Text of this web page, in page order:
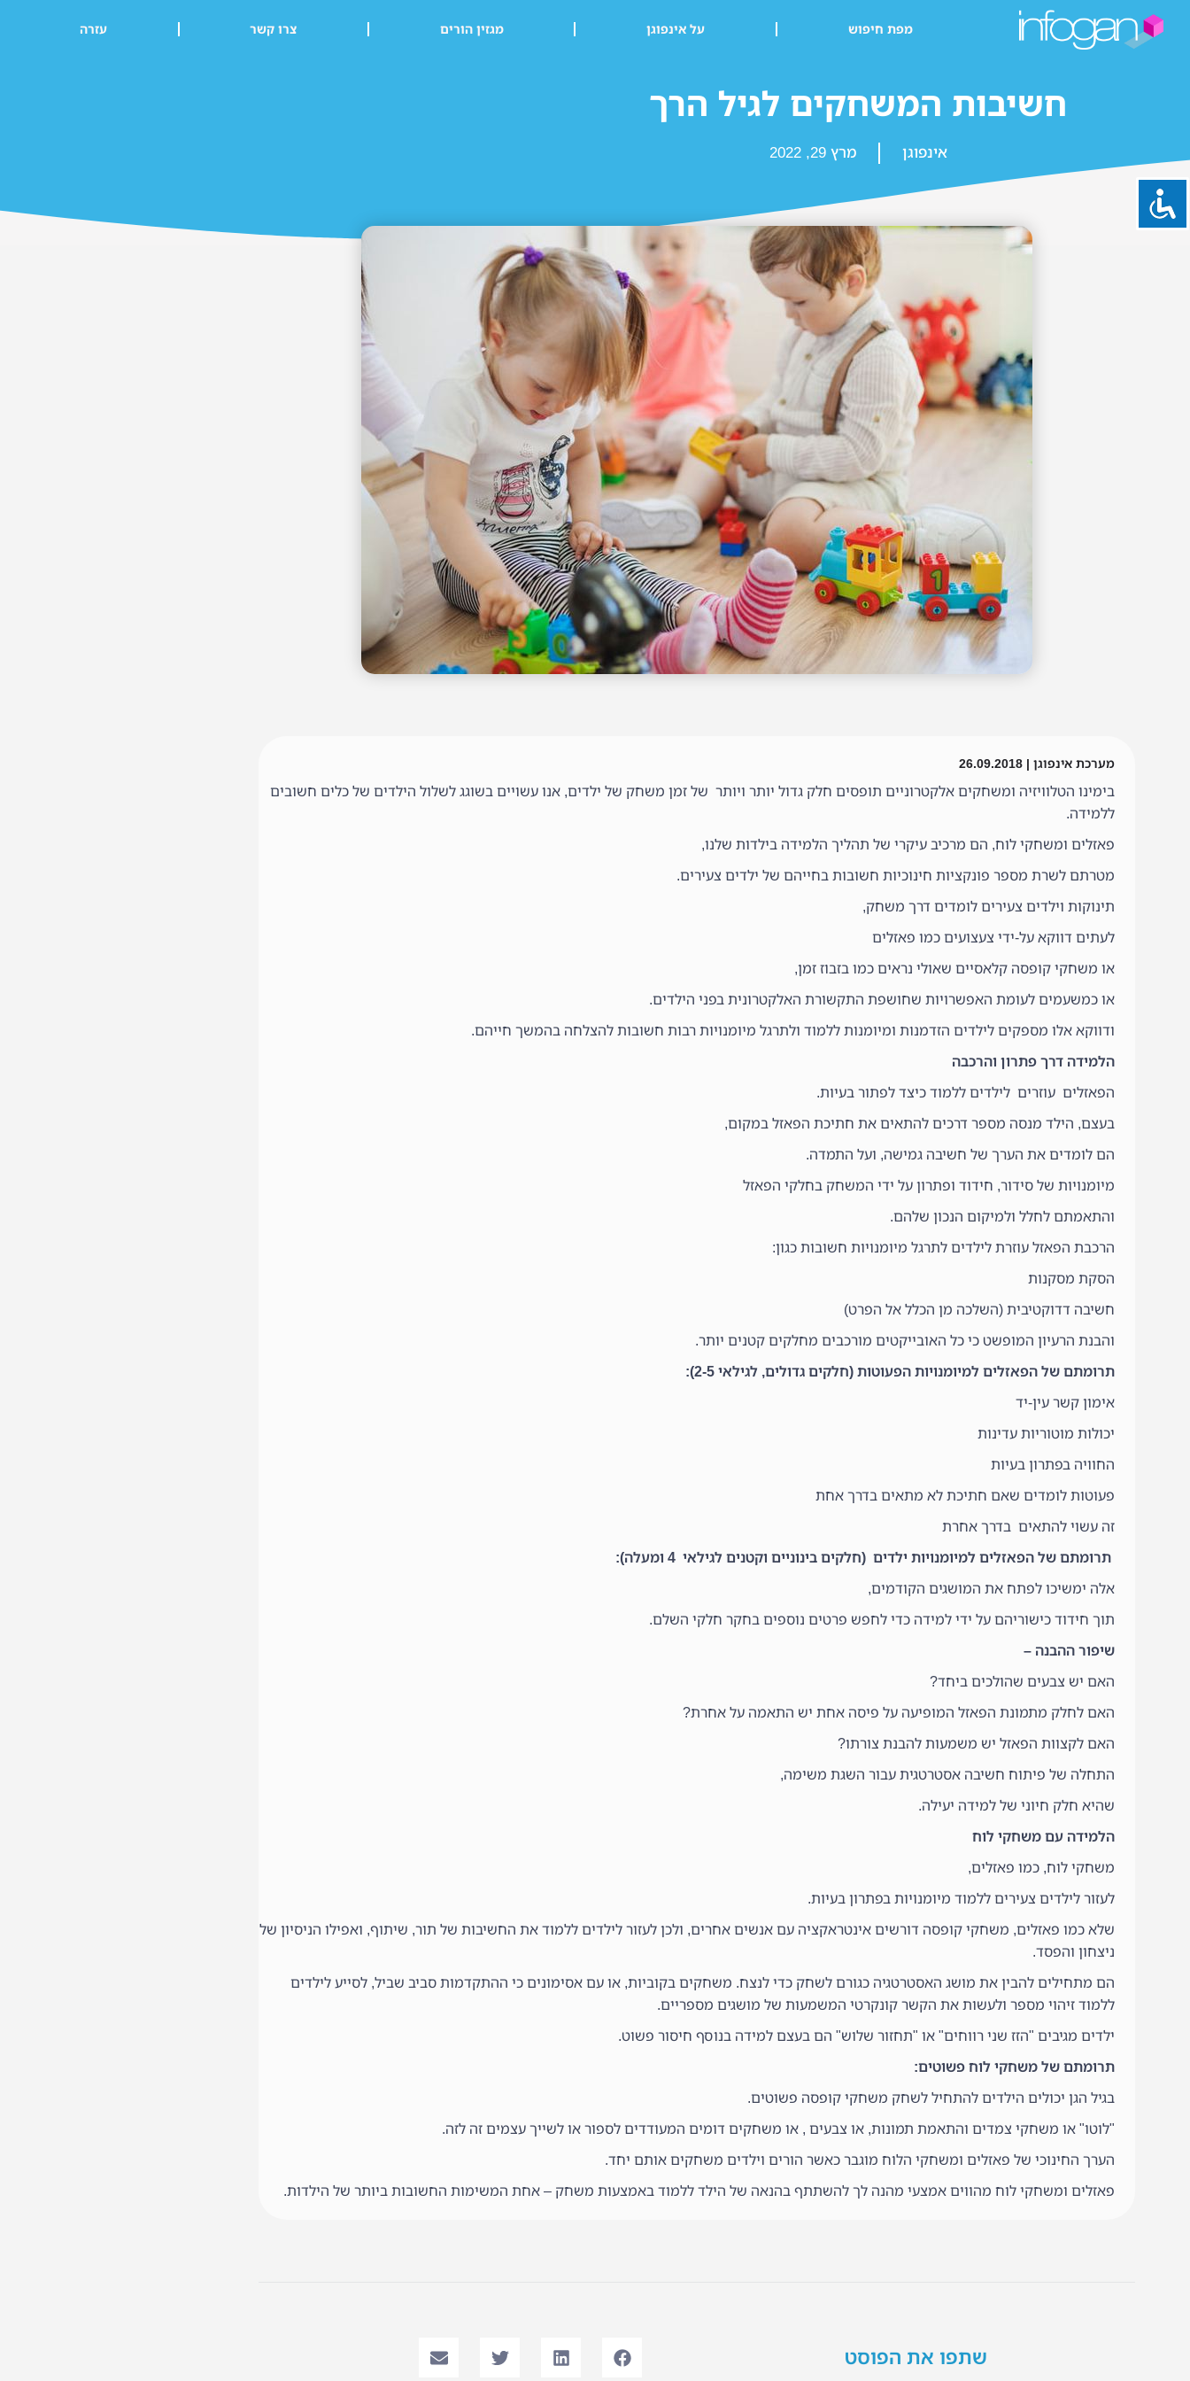
מפת חיפוש על אינפוגן מגזין הורים צרו קשר עזרה
חשיבות המשחקים לגיל הרך
אינפוגן מרץ 29, 2022
מערכת אינפוגן | 26.09.2018
בימינו הטלוויזיה ומשחקים אלקטרוניים תופסים חלק גדול יותר ויותר של זמן משחק של ילדים, אנו עשויים בשוגג לשלול הילדים של כלים חשובים
ללמידה.
פאזלים ומשחקי לוח, הם מרכיב עיקרי של תהליך הלמידה בילדות שלנו,
מטרתם לשרת מספר פונקציות חינוכיות חשובות בחייהם של ילדים צעירים.
תינוקות וילדים צעירים לומדים דרך משחק,
לעתים דווקא על-ידי צעצועים כמו פאזלים
או משחקי קופסה קלאסיים שאולי נראים כמו בזבוז זמן,
או כמשעמים לעומת האפשרויות שחושפת התקשורת האלקטרונית בפני הילדים.
ודווקא אלו מספקים לילדים הזדמנות ומיומנות ללמוד ולתרגל מיומנויות רבות חשובות להצלחה בהמשך חייהם.
הלמידה דרך פתרון והרכבה
הפאזלים עוזרים לילדים ללמוד כיצד לפתור בעיות.
בעצם, הילד מנסה מספר דרכים להתאים את חתיכת הפאזל במקום,
הם לומדים את הערך של חשיבה גמישה, ועל התמדה.
מיומנויות של סידור, חידוד ופתרון על ידי המשחק בחלקי הפאזל
והתאמתם לחלל ולמיקום הנכון שלהם.
הרכבת הפאזל עוזרת לילדים לתרגל מיומנויות חשובות כגון:
הסקת מסקנות
חשיבה דדוקטיבית (השלכה מן הכלל אל הפרט)
והבנת הרעיון המופשט כי כל האובייקטים מורכבים מחלקים קטנים יותר.
תרומתם של הפאזלים למיומנויות הפעוטות (חלקים גדולים, לגילאי 2-5):
אימון קשר עין-יד
יכולות מוטוריות עדינות
החוויה בפתרון בעיות
פעוטות לומדים שאם חתיכת לא מתאים בדרך אחת
זה עשוי להתאים בדרך אחרת
תרומתם של הפאזלים למיומנויות ילדים (חלקים בינוניים וקטנים לגילאי 4 ומעלה):
אלה ימשיכו לפתח את המושגים הקודמים,
תוך חידוד כישוריהם על ידי למידה כדי לחפש פרטים נוספים בחקר חלקי השלם.
שיפור ההבנה –
האם יש צבעים שהולכים ביחד?
האם לחלק מתמונת הפאזל המופיעה על פיסה אחת יש התאמה על אחרת?
האם לקצוות הפאזל יש משמעות להבנת צורתו?
התחלה של פיתוח חשיבה אסטרטגית עבור השגת משימה,
שהיא חלק חיוני של למידה יעילה.
הלמידה עם משחקי לוח
משחקי לוח, כמו פאזלים,
לעזור לילדים צעירים ללמוד מיומנויות בפתרון בעיות.
שלא כמו פאזלים, משחקי קופסה דורשים אינטראקציה עם אנשים אחרים, ולכן לעזור לילדים ללמוד את החשיבות של תור, שיתוף, ואפילו הניסיון של
ניצחון והפסד.
הם מתחילים להבין את מושג האסטרטגיה כגורם לשחק כדי לנצח. משחקים בקוביות, או עם אסימונים כי ההתקדמות סביב שביל, לסייע לילדים
ללמוד זיהוי מספר ולעשות את הקשר קונקרטי המשמעות של מושגים מספריים.
ילדים מגיבים "הזז שני רווחים" או "תחזור שלוש" הם בעצם למידה בנוסף חיסור פשוט.
תרומתם של משחקי לוח פשוטים:
בגיל הגן יכולים הילדים להתחיל לשחק משחקי קופסה פשוטים.
"לוטו" או משחקי צמדים והתאמת תמונות, או צבעים , או משחקים דומים המעודדים לספור או לשייך עצמים זה לזה.
הערך החינוכי של פאזלים ומשחקי הלוח מוגבר כאשר הורים וילדים משחקים אותם יחד.
פאזלים ומשחקי לוח מהווים אמצעי מהנה לך להשתתף בהנאה של הילד ללמוד באמצעות משחק – אחת המשימות החשובות ביותר של הילדות.
שתפו את הפוסט